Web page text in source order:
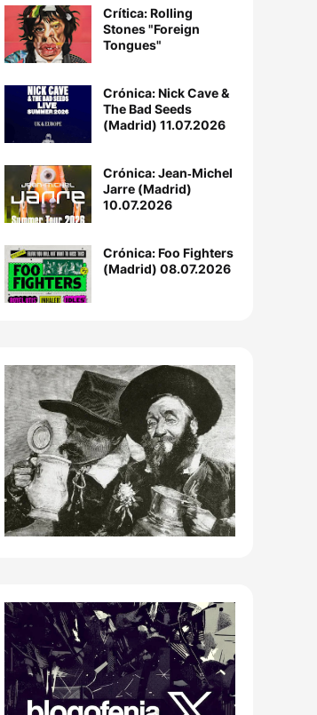
Crítica: Rolling
Stones "Foreign
Tongues"
Crónica: Nick Cave &
The Bad Seeds
(Madrid) 11.07.2026
Crónica: Jean‐Michel
Jarre (Madrid)
10.07.2026
Crónica: Foo Fighters
(Madrid) 08.07.2026